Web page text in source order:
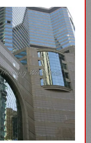
Produktseite
gewählt
werden